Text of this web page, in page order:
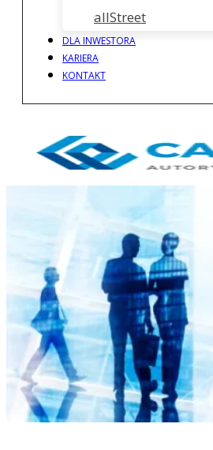
allStreet
DLA INWESTORA
KARIERA
KONTAKT